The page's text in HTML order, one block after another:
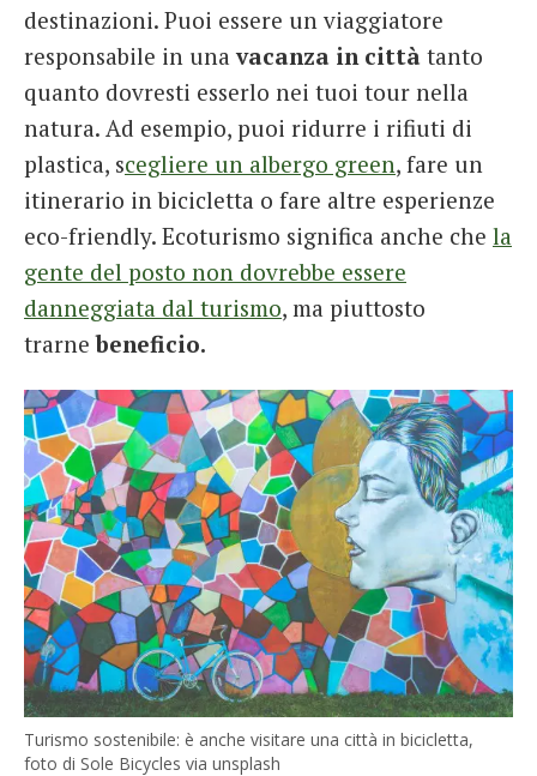
destinazioni. Puoi essere un viaggiatore
responsabile in unavacanza in città tanto
quanto dovresti esserlo nei tuoi tour nella
natura. Ad esempio, puoi ridurre i rifiuti di
plastica, scegliere un albergo green, fare un
itinerario in bicicletta o fare altre esperienze
eco-friendly. Ecoturismo significa anche che la
gente del posto non dovrebbe essere
danneggiata dal turismo, ma piuttosto
trarnebeneficio.
Turismo sostenibile: è anche visitare una città in bicicletta,
foto di Sole Bicycles via unsplash